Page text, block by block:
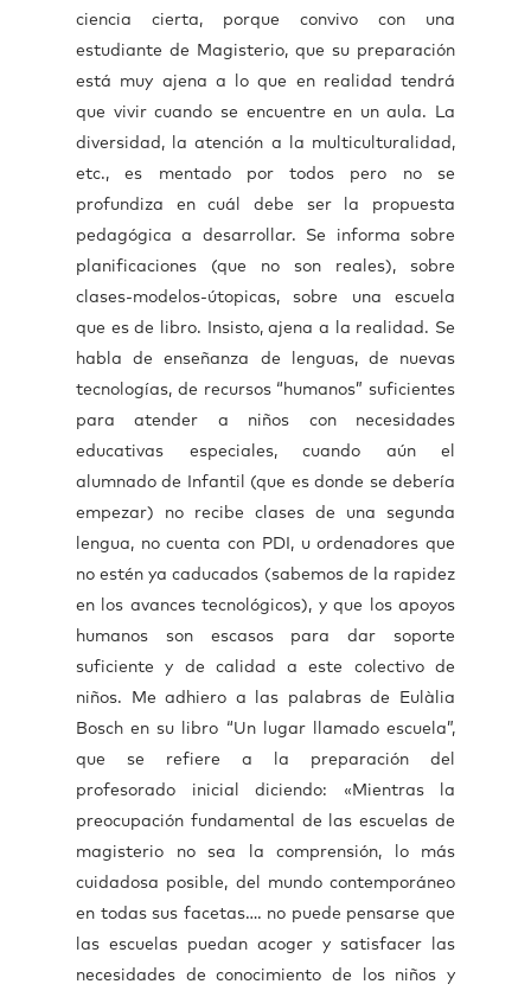
ciencia cierta, porque convivo con una
estudiante de Magisterio, que su preparación
está muy ajena a lo que en realidad tendrá
que vivir cuando se encuentre en un aula. La
diversidad, la atención a la multiculturalidad,
etc., es mentado por todos pero no se
profundiza en cuál debe ser la propuesta
pedagógica a desarrollar. Se informa sobre
planificaciones (que no son reales), sobre
clases-modelos-útopicas, sobre una escuela
que es de libro. Insisto, ajena a la realidad. Se
habla de enseñanza de lenguas, de nuevas
tecnologías, de recursos “humanos” suficientes
para atender a niños con necesidades
educativas especiales, cuando aún el
alumnado de Infantil (que es donde se debería
empezar) no recibe clases de una segunda
lengua, no cuenta con PDI, u ordenadores que
no estén ya caducados (sabemos de la rapidez
en los avances tecnológicos), y que los apoyos
humanos son escasos para dar soporte
suficiente y de calidad a este colectivo de
niños. Me adhiero a las palabras de Eulàlia
Bosch en su libro “Un lugar llamado escuela”,
que se refiere a la preparación del
profesorado inicial diciendo: «Mientras la
preocupación fundamental de las escuelas de
magisterio no sea la comprensión, lo más
cuidadosa posible, del mundo contemporáneo
en todas sus facetas…. no puede pensarse que
las escuelas puedan acoger y satisfacer las
necesidades de conocimiento de los niños y